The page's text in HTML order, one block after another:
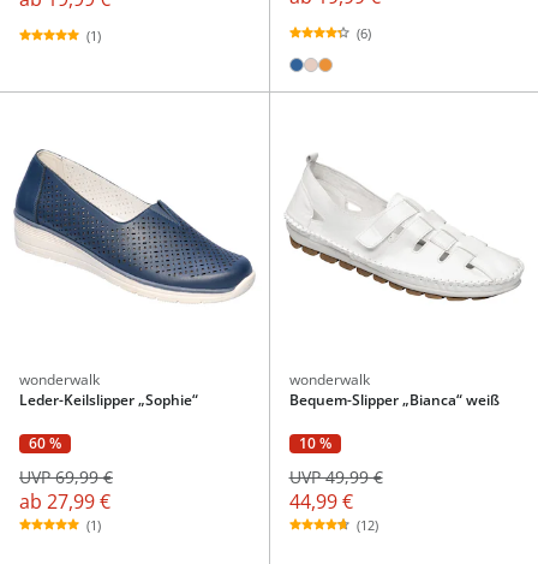
(1) (6)
wonderwalk
Leder-Keilslipper „Sophie“
60 %
ab 27,99 €
UVP 69,99 €
(1)
wonderwalk
Bequem-Slipper „Bianca“ weiß
10 %
44,99 €
UVP 49,99 €
(12)